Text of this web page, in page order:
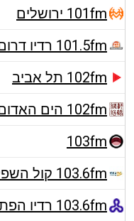
101fm ירושלים
101.5fm רדיו דרום
102fm תל אביב
102fm הים האדום
103fm
103.6fm קול השפלה
103.6fm רדיו הפתוחה